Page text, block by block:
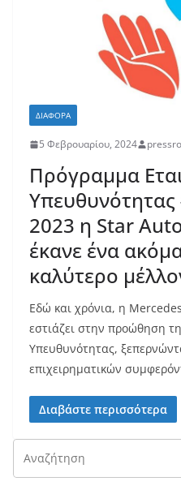
ΔΙΆΦΟΡΑ
5 Φεβρουαρίου, 2024
Πρόγραμμα
2023 η Star
έκανε ένα
καλύτερο
Εδώ και χρόνια, η
εστιάζει στην προώθηση
Υπευθυνότητας,
επιχειρηματικών
Διαβάστε περισσότερα